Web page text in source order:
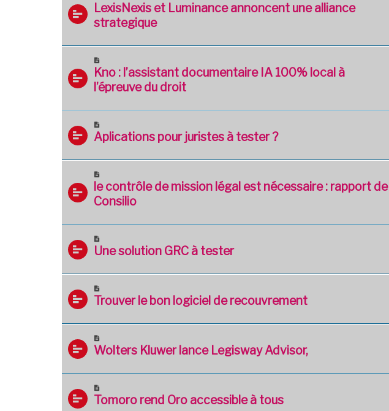
LexisNexis et Luminance annoncent une alliance
strategique
Kno : l’assistant documentaire IA 100% local à
l’épreuve du droit
Aplications pour juristes à tester ?
le contrôle de mission légal est nécessaire : rapport de
Consilio
Une solution GRC à tester
Trouver le bon logiciel de recouvrement
Wolters Kluwer lance Legisway Advisor,
Tomoro rend Oro accessible à tous